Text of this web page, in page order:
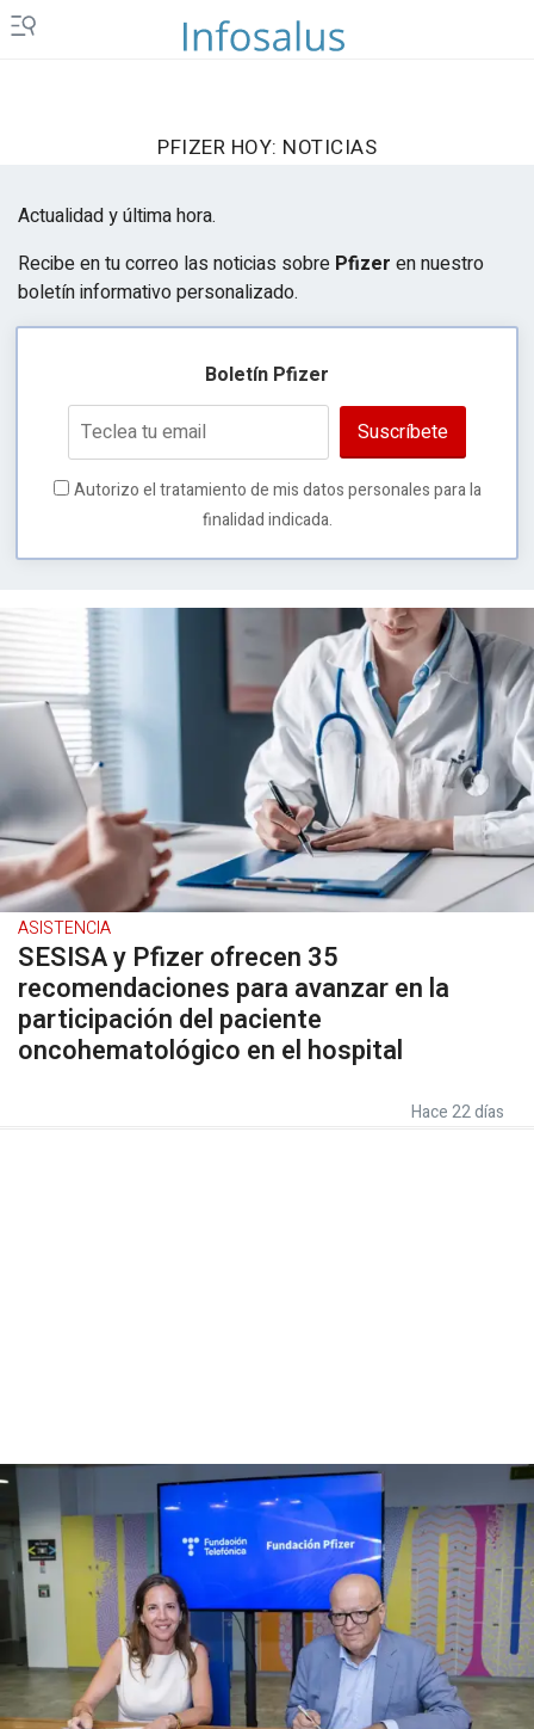
PFIZER HOY: NOTICIAS
Actualidad y última hora.
Recibe en tu correo las noticias sobre Pfizer en nuestro
boletín informativo personalizado.
Boletín Pfizer
Suscríbete
Autorizo el tratamiento de mis datos personales para la
finalidad indicada.
ASISTENCIA
SESISA y Pfizer ofrecen 35
recomendaciones para avanzar en la
participación del paciente
oncohematológico en el hospital
Hace 22 días